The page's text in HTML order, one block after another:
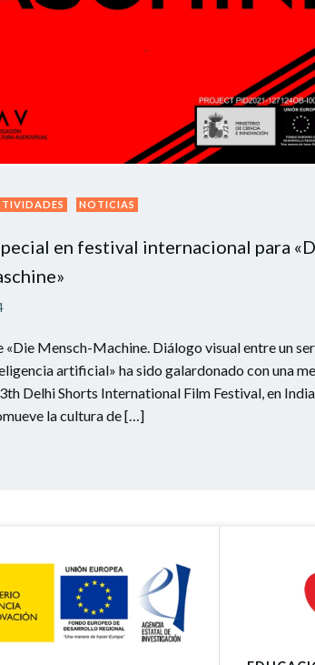
NOTICIAS
en festival internacional para
Mensch-Machine. Diálogo visual entre un ser
artificial» ha sido galardonado con una
Delhi Shorts International Film Festival, en
la cultura de […]